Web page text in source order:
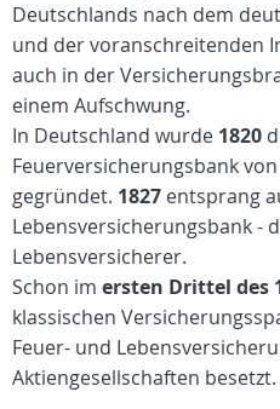
Deutschlands nach dem
und der voranschreitenden
auch in der
einem Aufschwung.
In Deutschland wurde 1820
Feuerversicherungsbank
gegründet. 1827 entsprang
Lebensversicherungsbank -
Lebensversicherer.
Schon im ersten Drittel des
klassischen
Feuer- und
Aktiengesellschaften besetzt.